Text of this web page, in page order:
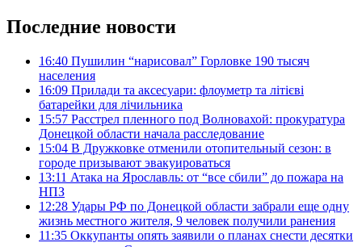
Последние новости
16:40 Пушилин “нарисовал” Горловке 190 тысяч
населения
16:09 Прилади та аксесуари: флоуметр та літієві
батарейки для лічильника
15:57 Расстрел пленного под Волновахой: прокуратура
Донецкой области начала расследование
15:04 В Дружковке отменили отопительный сезон: в
городе призывают эвакуироваться
13:11 Атака на Ярославль: от “все сбили” до пожара на
НПЗ
12:28 Удары РФ по Донецкой области забрали еще одну
жизнь местного жителя, 9 человек получили ранения
11:35 Оккупанты опять заявили о планах снести десятки